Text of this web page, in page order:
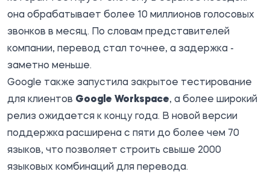
она обрабатывает более 10 миллионов голосовых
звонков в месяц. По словам представителей
компании, перевод стал точнее, а задержка -
заметно меньше.
Google также запустила закрытое тестирование
для клиентов Google Workspace, а более широкий
релиз ожидается к концу года. В новой версии
поддержка расширена с пяти до более чем 70
языков, что позволяет строить свыше 2000
языковых комбинаций для перевода.